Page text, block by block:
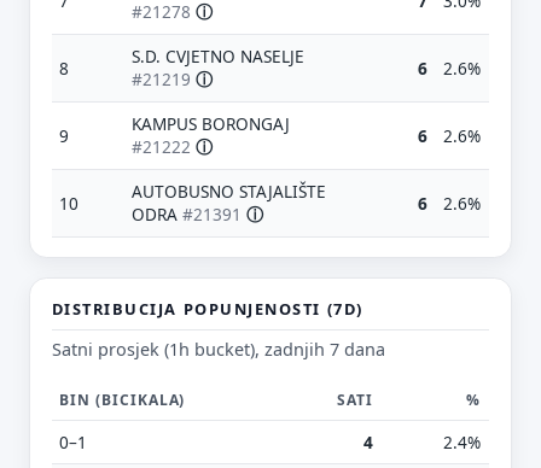
#21278 ⓘ
8
S.D. CVJETNO NASELJE
#21219 ⓘ 6 2.6%
9
KAMPUS BORONGAJ
#21222 ⓘ 6 2.6%
10
AUTOBUSNO STAJALIŠTE
ODRA #21391 ⓘ 6 2.6%
DISTRIBUCIJA POPUNJENOSTI (7D)
Satni prosjek (1h bucket), zadnjih 7 dana
BIN (BICIKALA) SATI %
0–1 4
2.4%
Predloži poboljšanje ove stranice
Što bi ti ovdje bilo korisno? Koje pitanje želiš da ova
stranica može odgovoriti? (npr. “kada je
najpraznije?”, “što znači ovaj skok?”, “što još
usporediti?”)
Povratna informacija
Prijava problema
Tvoj prijedlog